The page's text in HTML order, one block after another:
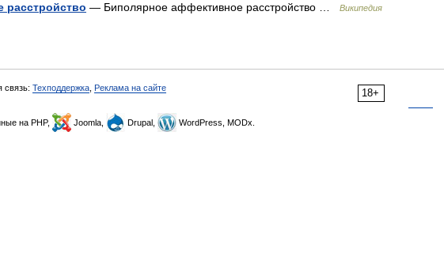
расстройство — Биполярное аффективное расстройство … Википедия
18+
связь: Техподдержка Реклама на сайте
на PHP, Joomla, Drupal, WordPress, MODx.